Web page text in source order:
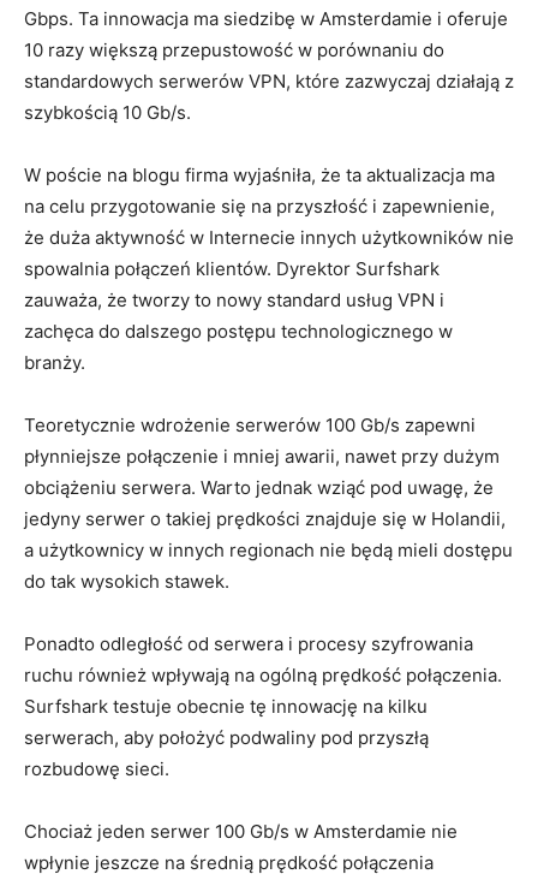
Gbps. Ta innowacja ma siedzibę w Amsterdamie i oferuje
10 razy większą przepustowość w porównaniu do
standardowych serwerów VPN, które zazwyczaj działają z
szybkością 10 Gb/s.
W poście na blogu firma wyjaśniła, że ​​ta aktualizacja ma
na celu przygotowanie się na przyszłość i zapewnienie,
że duża aktywność w Internecie innych użytkowników nie
spowalnia połączeń klientów. Dyrektor Surfshark
zauważa, że ​​tworzy to nowy standard usług VPN i
zachęca do dalszego postępu technologicznego w
branży.
Teoretycznie wdrożenie serwerów 100 Gb/s zapewni
płynniejsze połączenie i mniej awarii, nawet przy dużym
obciążeniu serwera. Warto jednak wziąć pod uwagę, że
jedyny serwer o takiej prędkości znajduje się w Holandii,
a użytkownicy w innych regionach nie będą mieli dostępu
do tak wysokich stawek.
Ponadto odległość od serwera i procesy szyfrowania
ruchu również wpływają na ogólną prędkość połączenia.
Surfshark testuje obecnie tę innowację na kilku
serwerach, aby położyć podwaliny pod przyszłą
rozbudowę sieci.
Chociaż jeden serwer 100 Gb/s w Amsterdamie nie
wpłynie jeszcze na średnią prędkość połączenia